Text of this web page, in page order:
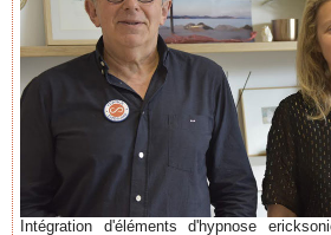
Intégration d'éléments d'hypnose